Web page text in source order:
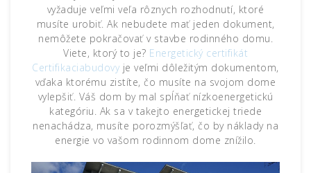
vyžaduje veľmi veľa rôznych rozhodnutí, ktoré
musíte urobiť. Ak nebudete mať jeden dokument,
nemôžete pokračovať v stavbe rodinného domu.
Viete, ktorý to je? Energetický certifikát
Certifikaciabudovy je veľmi dôležitým dokumentom,
vďaka ktorému zistíte, čo musíte na svojom dome
vylepšiť. Váš dom by mal spĺňať nízkoenergetickú
kategóriu. Ak sa v takejto energetickej triede
nenachádza, musíte porozmýšľať, čo by náklady na
energie vo vašom rodinnom dome znížilo.